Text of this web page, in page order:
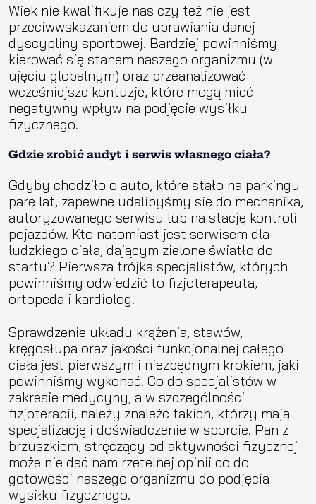
Wiek nie kwalifikuje nas czy też nie jest
przeciwwskazaniem do uprawiania danej
dyscypliny sportowej. Bardziej powinniśmy
kierować się stanem naszego organizmu (w
ujęciu globalnym) oraz przeanalizować
wcześniejsze kontuzje, które mogą mieć
negatywny wpływ na podjęcie wysiłku
fizycznego.
Gdzie zrobić audyt i serwis własnego ciała?
Gdyby chodziło o auto, które stało na parkingu
parę lat, zapewne udalibyśmy się do mechanika,
autoryzowanego serwisu lub na stację kontroli
pojazdów. Kto natomiast jest serwisem dla
ludzkiego ciała, dającym zielone światło do
startu? Pierwsza trójka specjalistów, których
powinniśmy odwiedzić to fizjoterapeuta,
ortopeda i kardiolog.
Sprawdzenie układu krążenia, stawów,
kręgosłupa oraz jakości funkcjonalnej całego
ciała jest pierwszym i niezbędnym krokiem, jaki
powinniśmy wykonać. Co do specjalistów w
zakresie medycyny, a w szczególności
fizjoterapii, należy znaleźć takich, którzy mają
specjalizację i doświadczenie w sporcie. Pan z
brzuszkiem, stręczący od aktywności fizycznej
może nie dać nam rzetelnej opinii co do
gotowości naszego organizmu do podjęcia
wysiłku fizycznego.